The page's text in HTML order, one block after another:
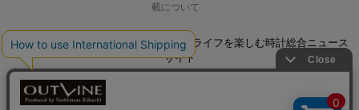
載について
© 2026 Watch LIFE NEWS｜ウオッチライフを楽しむ時計総合ニュース
サイト